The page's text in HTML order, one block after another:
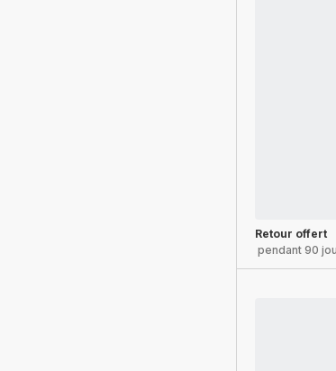
Retour offert
pendant 90